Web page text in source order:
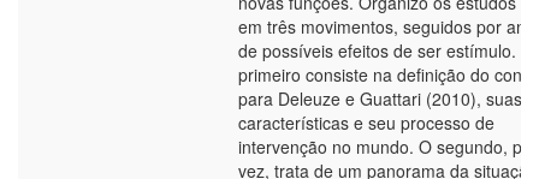
em três movimentos, seguidos por
de possíveis efeitos de ser estímulo. O
primeiro consiste na definição do
para Deleuze e Guattari (2010), suas
características e seu processo de
intervenção no mundo. O segundo,
vez, trata de um panorama da